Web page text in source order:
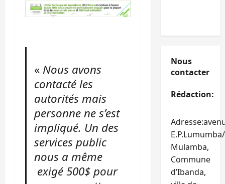
« Nous avons
contacté les
autorités mais
personne ne s’est
impliqué. Un des
services public
nous a même
exigé 500$ pour
Nous
contacter
Rédaction:
Mulamba,
Commune
d’Ibanda,